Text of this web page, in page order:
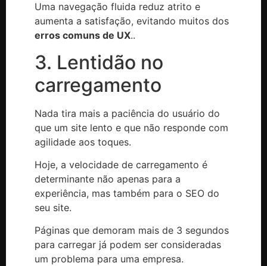
Uma navegação fluida reduz atrito e
aumenta a satisfação, evitando muitos dos
erros comuns de UX..
3. Lentidão no
carregamento
Nada tira mais a paciência do usuário do
que um site lento e que não responde com
agilidade aos toques.
Hoje, a velocidade de carregamento é
determinante não apenas para a
experiência, mas também para o SEO do
seu site.
Páginas que demoram mais de 3 segundos
para carregar já podem ser consideradas
um problema para uma empresa.